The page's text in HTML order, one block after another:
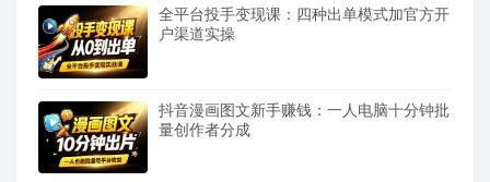
全平台投手变现课：四种出单模式加官方开
户渠道实操
抖音漫画图文新手赚钱：一人电脑十分钟批
量创作者分成